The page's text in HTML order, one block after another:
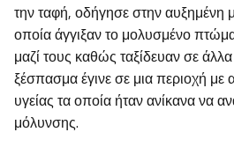
την ταφή, οδήγησε στην αυξημένη
οποία άγγιξαν το μολυσμένο
μαζί τους καθώς ταξίδευαν σε
ξέσπασμα έγινε σε μια περιοχή
υγείας τα οποία ήταν ανίκανα να
μόλυνσης.